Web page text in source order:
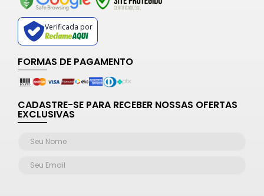
Verificada por
FORMAS DE PAGAMENTO
CADASTRE-SE PARA RECEBER NOSSAS OFERTAS
EXCLUSIVAS